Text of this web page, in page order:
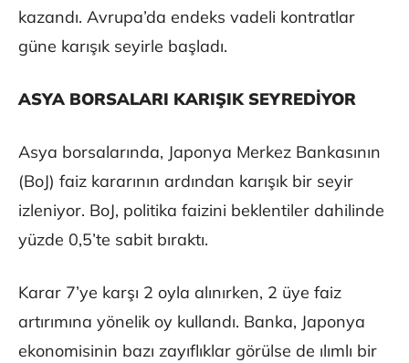
kazandı. Avrupa’da endeks vadeli kontratlar
güne karışık seyirle başladı.
ASYA BORSALARI KARIŞIK SEYREDİYOR
Asya borsalarında, Japonya Merkez Bankasının
(BoJ) faiz kararının ardından karışık bir seyir
izleniyor. BoJ, politika faizini beklentiler dahilinde
yüzde 0,5’te sabit bıraktı.
Karar 7’ye karşı 2 oyla alınırken, 2 üye faiz
artırımına yönelik oy kullandı. Banka, Japonya
ekonomisinin bazı zayıflıklar görülse de ılımlı bir